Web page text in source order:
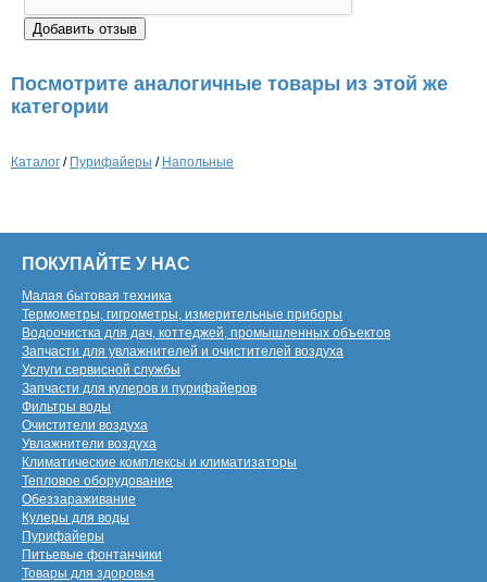
Посмотрите аналогичные товары из этой же
категории
Каталог / Пурифайеры / Напольные
ПОКУПАЙТЕ У НАС
Малая бытовая техника
Термометры, гигрометры, измерительные приборы
Водоочистка для дач, коттеджей, промышленных объектов
Запчасти для увлажнителей и очистителей воздуха
Услуги сервисной службы
Запчасти для кулеров и пурифайеров
Фильтры воды
Очистители воздуха
Увлажнители воздуха
Климатические комплексы и климатизаторы
Тепловое оборудование
Обеззараживание
Кулеры для воды
Пурифайеры
Питьевые фонтанчики
Товары для здоровья